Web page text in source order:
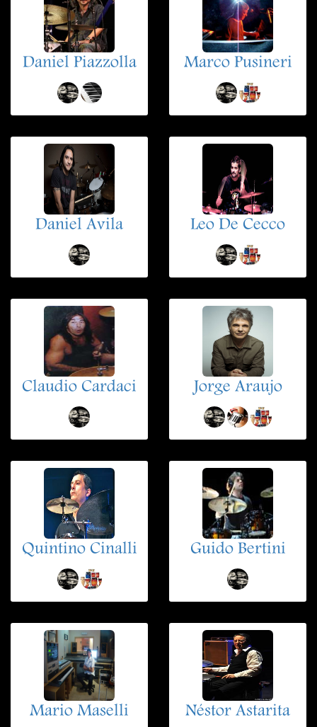
Daniel Piazzolla Marco Pusineri
Daniel Avila Leo De Cecco
Claudio Cardaci Jorge Araujo
Quintino Cinalli Guido Bertini
Mario Maselli Néstor Astarita